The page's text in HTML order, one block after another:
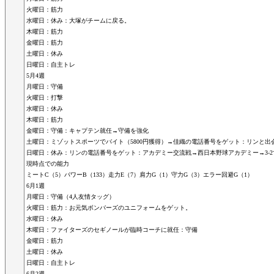
火曜日：筋力
水曜日：休み：大塚がチームに戻る。
木曜日：筋力
金曜日：筋力
土曜日：休み
日曜日：自主トレ
5月4週
月曜日：守備
火曜日：打撃
水曜日：休み
木曜日：筋力
金曜日：守備：キャプテン就任→守備を強化
土曜日：ミゾットスポーツでバイト（5800円獲得）→佳織の電話番号をゲット：リンと出
日曜日：休み：リンの電話番号をゲット：アカデミー交流戦→西日本野球アカデミー→3-2
現時点での能力
ミートC（5）パワーB（133）走力E（7）肩力G（1）守力G（3）エラー回避G（1）
6月1週
月曜日：守備（4人友情タッグ）
火曜日：筋力：お元気ボンバーズのユニフォームをゲット。
水曜日：休み
木曜日：ファイターズのセギノールが臨時コーチに就任：守備
金曜日：筋力
土曜日：休み
日曜日：自主トレ